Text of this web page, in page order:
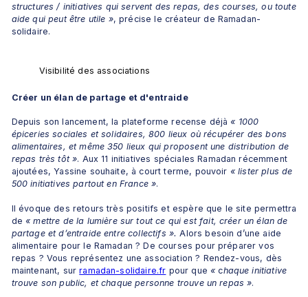
structures / initiatives qui servent des repas, des courses, ou toute
aide qui peut être utile », précise le créateur de Ramadan-
solidaire.
Visibilité des associations
Créer un élan de partage et d'entraide
Depuis son lancement, la plateforme recense déjà « 1000
épiceries sociales et solidaires, 800 lieux où récupérer des bons
alimentaires, et même 350 lieux qui proposent une distribution de
repas très tôt ». Aux 11 initiatives spéciales Ramadan récemment
ajoutées, Yassine souhaite, à court terme, pouvoir « lister plus de
500 initiatives partout en France ».
Il évoque des retours très positifs et espère que le site permettra
de « mettre de la lumière sur tout ce qui est fait, créer un élan de
partage et d’entraide entre collectifs ». Alors besoin d’une aide
alimentaire pour le Ramadan ? De courses pour préparer vos
repas ? Vous représentez une association ? Rendez-vous, dès
maintenant, sur ramadan-solidaire.fr pour que « chaque initiative
trouve son public, et chaque personne trouve un repas ».